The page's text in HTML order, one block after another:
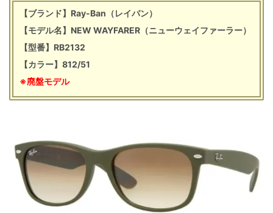
【ブランド】Ray-Ban（レイバン）
【モデル名】NEW WAYFARER（ニューウェイファーラー）
【型番】RB2132
【カラー】812/51
※廃盤モデル